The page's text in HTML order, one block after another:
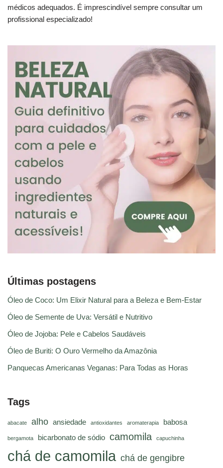
médicos adequados. É imprescindível sempre consultar um
profissional especializado!
Últimas postagens
Óleo de Coco: Um Elixir Natural para a Beleza e Bem-Estar
Óleo de Semente de Uva: Versátil e Nutritivo
Óleo de Jojoba: Pele e Cabelos Saudáveis
Óleo de Buriti: O Ouro Vermelho da Amazônia
Panquecas Americanas Veganas: Para Todas as Horas
Tags
abacate alho ansiedade antioxidantes aromaterapia babosa
bergamota bicarbonato de sódio camomila capuchinha
chá de camomila chá de gengibre